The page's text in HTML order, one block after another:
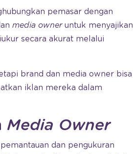
pemasar dengan
media owneruntuk menyajikan
secara akurat melalui
brand dan media owner bisa
iklan mereka dalam
Media Owner
dan pengukuran